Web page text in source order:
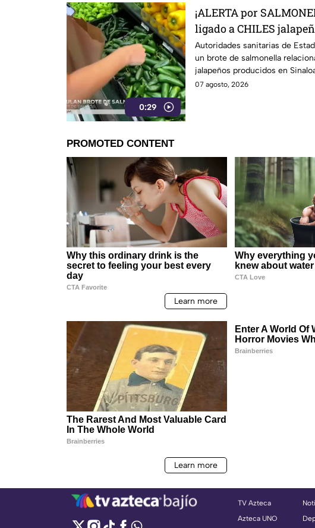
0:29
¡ALERTA por
ligado a CHILES
27 estados
Autoridades sanitarias de
un brote de salmonella
jalapeños producidos en
07 agosto, 2026
TV Azteca
Azteca UNO